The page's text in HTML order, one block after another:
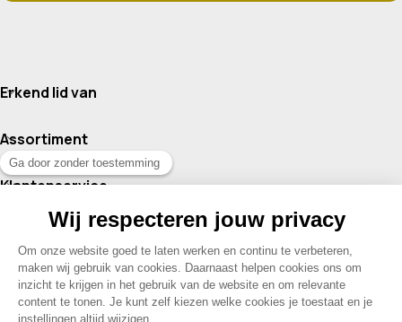
Erkend lid van
Assortiment
Klantenservice
Contact
© 2026 Drogisterij Het Geheim | Alle rechten voorbehouden |
Webdesign en hosting door Madoo|Sitemap